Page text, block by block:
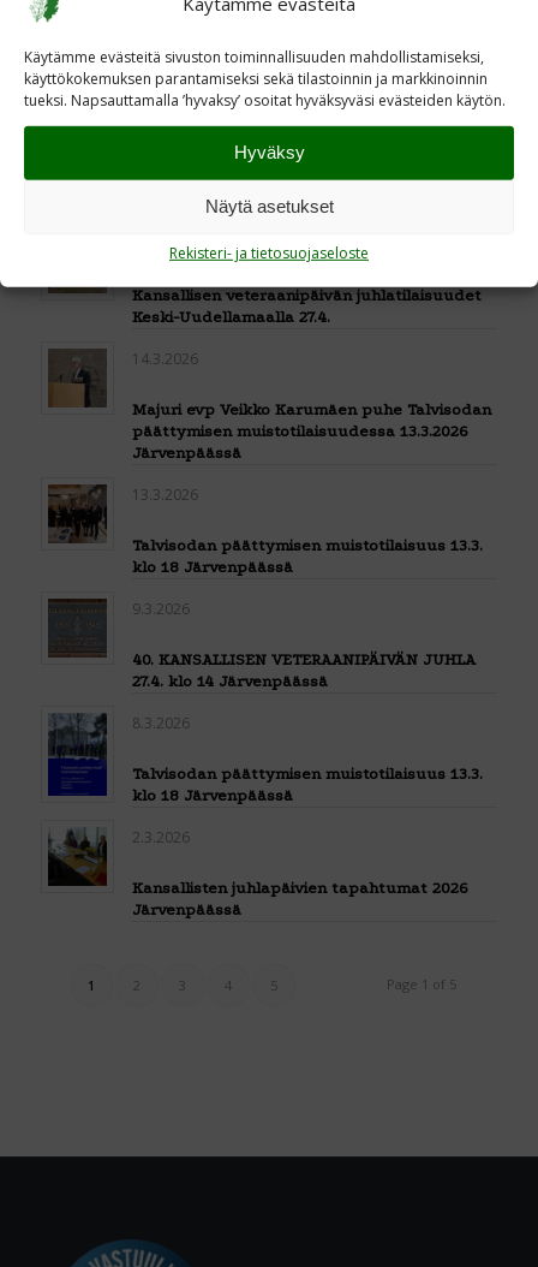
Käytämme evästeitä sivuston toiminnallisuuden mahdollistamiseksi,
käyttökokemuksen parantamiseksi sekä tilastoinnin ja markkinoinnin
tueksi. Napsauttamalla ’hyvaksy’ osoitat hyväksyväsi evästeiden käytön.
Hyväksy
Näytä asetukset
Rekisteri- ja tietosuojaseloste
Veteraanipäivän juhlassa Järvenpäässä
27.4.2026
KANSALLINEN VETERAANIPALKINTO:
ELÄMÄNTYÖPALKINTO LEENA-MAIJA
JÄNTILLE TUUSULAAN
23.4.2026
Kansallisen veteraanipäivän juhlatilaisuudet
Keski-Uudellamaalla 27.4.
14.3.2026
Majuri evp Veikko Karumäen puhe Talvisodan
päättymisen muistotilaisuudessa 13.3.2026
Järvenpäässä
13.3.2026
Talvisodan päättymisen muistotilaisuus 13.3.
klo 18 Järvenpäässä
9.3.2026
40. KANSALLISEN VETERAANIPÄIVÄN JUHLA
27.4. klo 14 Järvenpäässä
8.3.2026
Talvisodan päättymisen muistotilaisuus 13.3.
klo 18 Järvenpäässä
2.3.2026
Kansallisten juhlapäivien tapahtumat 2026
Järvenpäässä
Page 1 of 5
1 2 3 4 5